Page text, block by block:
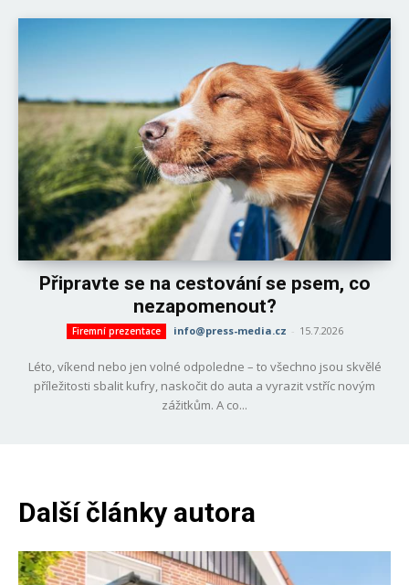
Připravte se na cestování se psem, co
nezapomenout?
Firemní prezentace info@press-media.cz - 15.7.2026
Léto, víkend nebo jen volné odpoledne – to všechno jsou skvělé
příležitosti sbalit kufry, naskočit do auta a vyrazit vstříc novým
zážitkům. A co...
Další články autora